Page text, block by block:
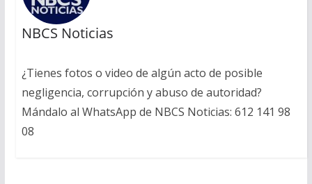
NBCS Noticias
¿Tienes fotos o video de algún acto de posible
negligencia, corrupción y abuso de autoridad?
Mándalo al WhatsApp de NBCS Noticias: 612 141 98
08